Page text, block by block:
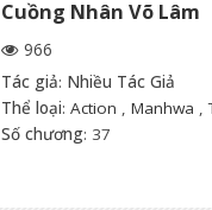
Cuồng Nhân Võ Lâm
966
Tác giả: Nhiều Tác Giả
Thể loại: Action , Manhwa ,
Số chương: 37